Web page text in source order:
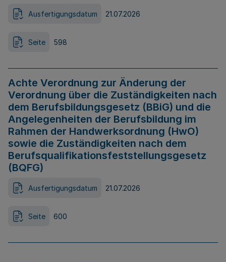
Ausfertigungsdatum 21.07.2026
Seite 598
Achte Verordnung zur Änderung der
Verordnung über die Zuständigkeiten nach
dem Berufsbildungsgesetz (BBiG) und die
Angelegenheiten der Berufsbildung im
Rahmen der Handwerksordnung (HwO)
sowie die Zuständigkeiten nach dem
Berufsqualifikationsfeststellungsgesetz
(BQFG)
Ausfertigungsdatum 21.07.2026
Seite 600